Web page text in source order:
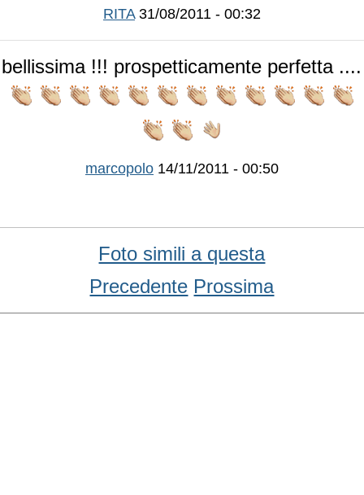
RITA31/08/2011 - 00:32
bellissima !!! prospetticamente perfetta ....
marcopolo 14/11/2011 - 00:50
Foto simili a questa
Precedente Prossima